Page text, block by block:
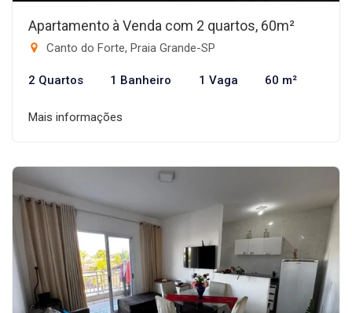
Apartamento à Venda com 2 quartos, 60m²
Canto do Forte, Praia Grande-SP
2 Quartos 1 Banheiro 1 Vaga 60 m²
Mais informações